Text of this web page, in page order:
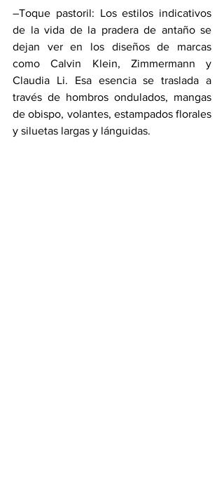
–Toque pastoril: Los estilos indicativos
de la vida de la pradera de antaño se
dejan ver en los diseños de marcas
como Calvin Klein, Zimmermann y
Claudia Li. Esa esencia se traslada a
través de hombros ondulados, mangas
de obispo, volantes, estampados florales
y siluetas largas y lánguidas.